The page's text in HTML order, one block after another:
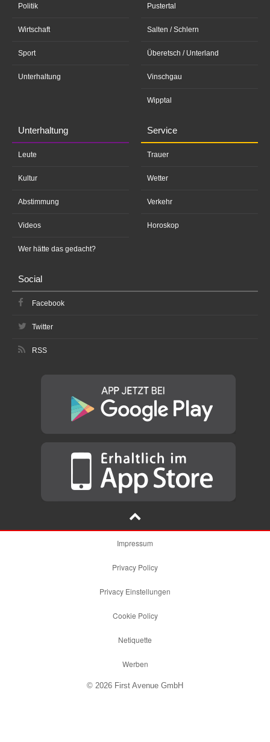
Politik
Wirtschaft
Sport
Unterhaltung
Pustertal
Salten / Schlern
Überetsch / Unterland
Vinschgau
Wipptal
Unterhaltung
Leute
Kultur
Abstimmung
Videos
Wer hätte das gedacht?
Service
Trauer
Wetter
Verkehr
Horoskop
Social
Facebook
Twitter
RSS
Impressum
Privacy Policy
Privacy Einstellungen
Cookie Policy
Netiquette
Werben
© 2026 First Avenue GmbH